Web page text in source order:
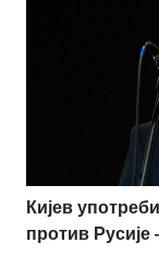
Кијев
против